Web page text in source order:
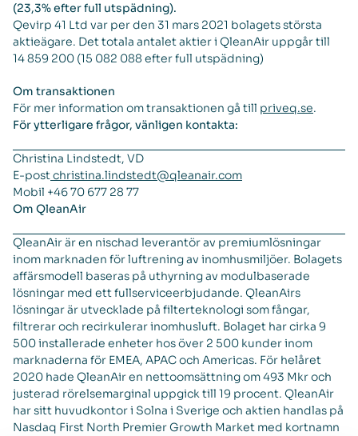
(23,3% efter full utspädning).
Qevirp 41 Ltd var per den 31 mars 2021 bolagets största
aktieägare. Det totala antalet aktier i QleanAir uppgår till
14 859 200 (15 082 088 efter full utspädning)
Om transaktionen
För mer information om transaktionen gå till priveq.se.
För ytterligare frågor, vänligen kontakta:
Christina Lindstedt, VD
E-postchristina.lindstedt@qleanair.com
Mobil +46 70 677 28 77
Om QleanAir
QleanAir är en nischad leverantör av premiumlösningar
inom marknaden för luftrening av inomhusmiljöer. Bolagets
affärsmodell baseras på uthyrning av modulbaserade
lösningar med ett fullserviceerbjudande. QleanAirs
lösningar är utvecklade på filterteknologi som fångar,
filtrerar och recirkulerar inomhusluft. Bolaget har cirka 9
500 installerade enheter hos över 2 500 kunder inom
marknaderna för EMEA, APAC och Americas. För helåret
2020 hade QleanAir en nettoomsättning om 493 Mkr och
justerad rörelsemarginal uppgick till 19 procent. QleanAir
har sitt huvudkontor i Solna i Sverige och aktien handlas på
Nasdaq First North Premier Growth Market med kortnamn